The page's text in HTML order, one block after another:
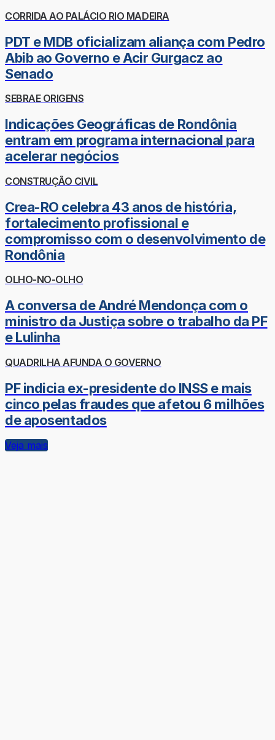
CORRIDA AO PALÁCIO RIO MADEIRA
PDT e MDB oficializam aliança com Pedro
Abib ao Governo e Acir Gurgacz ao
Senado
SEBRAE ORIGENS
Indicações Geográficas de Rondônia
entram em programa internacional para
acelerar negócios
CONSTRUÇÃO CIVIL
Crea-RO celebra 43 anos de história,
fortalecimento profissional e
compromisso com o desenvolvimento de
Rondônia
OLHO-NO-OLHO
A conversa de André Mendonça com o
ministro da Justiça sobre o trabalho da PF
e Lulinha
QUADRILHA AFUNDA O GOVERNO
PF indicia ex-presidente do INSS e mais
cinco pelas fraudes que afetou 6 milhões
de aposentados
Veja mais